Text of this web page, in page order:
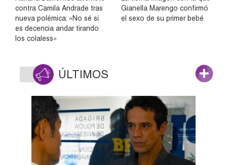
contra Camila Andrade tras
nueva polémica: «No sé si
es decencia andar tirando
los colaless»
Gianella Marengo confirmó
el sexo de su primer bebé
ÚLTIMOS